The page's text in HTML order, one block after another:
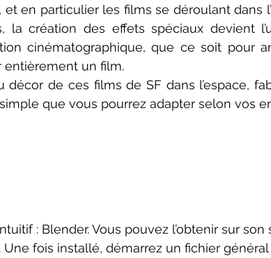
la création des effets spéciaux devient
cinématographique, que ce soit pour
entièrement un film.
que vous pourrez adapter selon vos
fois installé, démarrez un fichier